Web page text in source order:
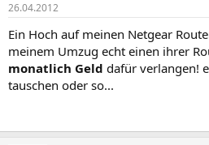
26.04.2012
Ein Hoch auf meinen Netgear
meinem Umzug echt einen ihrer
monatlich Geld dafür verlangen!
tauschen oder so...